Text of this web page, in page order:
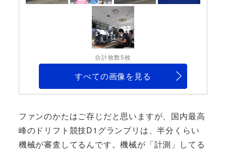
合計枚数5枚
すべての画像を見る
ファンのかたはご存じだと思いますが、国内最高
峰のドリフト競技D1グランプリは、半分くらい
機械が審査してるんです。機械が「計測」してる